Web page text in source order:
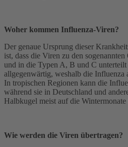
Woher kommen Influenza-Viren?
Der genaue Ursprung dieser
ist, dass die Viren zu den
und in die Typen A, B und C unterteilt
allgegenwärtig, weshalb die Influenza
In tropischen Regionen kann die
während sie in Deutschland und
Halbkugel meist auf die Wintermonate
Wie werden die Viren übertragen?